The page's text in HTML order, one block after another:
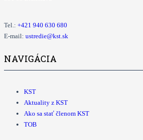
Tel.: +421 940 630 680
E-mail: ustredie@kst.sk
NAVIGÁCIA
KST
Aktuality z KST
Ako sa stať členom KST
TOB